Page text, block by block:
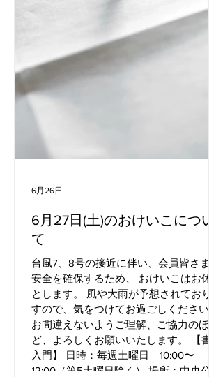
6月27日(土)のおけいこについ
て
台風7、8号の接近に伴い、会員皆さまの
安全を確保するため、 おけいこはお休み
とします。 風や大雨が予想されておりま
すので、気をつけてお過ごしください。
お間違えないようご理解、ご協力のほ
ど、よろしくお願いいたします。 【書道
入門】 日時：毎週土曜日 10:00〜
12:00（第5土曜日除く） 場所：中央公園
6月26日